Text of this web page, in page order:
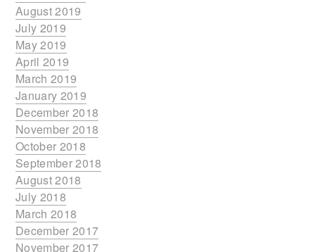
August 2019
July 2019
May 2019
April 2019
March 2019
January 2019
December 2018
November 2018
October 2018
September 2018
August 2018
July 2018
March 2018
December 2017
November 2017